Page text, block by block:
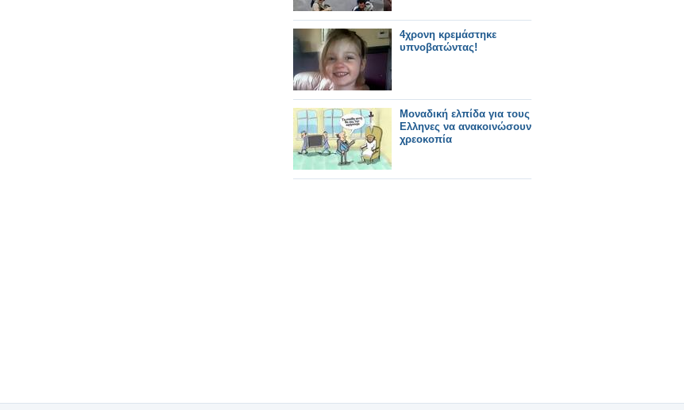
4χρονη κρεμάστηκε
υπνοβατώντας!
Μοναδική ελπίδα για τους
Ελληνες να ανακοινώσουν
χρεοκοπία